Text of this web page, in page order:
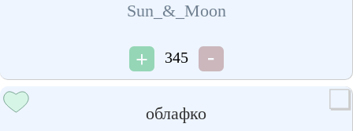
Sun_&_Moon
345
облафко